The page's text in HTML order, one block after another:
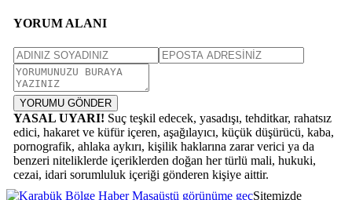
YORUM ALANI
YORUMU GÖNDER
YASAL UYARI! Suç teşkil edecek, yasadışı, tehditkar, rahatsız
edici, hakaret ve küfür içeren, aşağılayıcı, küçük düşürücü, kaba,
pornografik, ahlaka aykırı, kişilik haklarına zarar verici ya da
benzeri niteliklerde içeriklerden doğan her türlü mali, hukuki,
cezai, idari sorumluluk içeriği gönderen kişiye aittir.
Masaüstü görünüme geçSitemizde